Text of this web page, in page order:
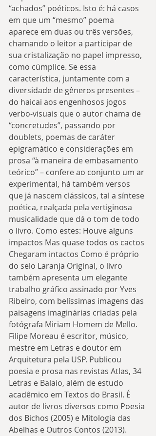
“achados” poéticos. Isto é: há casos
em que um “mesmo” poema
aparece em duas ou três versões,
chamando o leitor a participar de
sua cristalização no papel impresso,
como cúmplice. Se essa
característica, juntamente com a
diversidade de gêneros presentes –
do haicai aos engenhosos jogos
verbo-visuais que o autor chama de
“concretudes”, passando por
doublets, poemas de caráter
epigramático e considerações em
prosa “à maneira de embasamento
teórico” – confere ao conjunto um ar
experimental, há também versos
que já nascem clássicos, tal a síntese
poética, realçada pela vertiginosa
musicalidade que dá o tom de todo
o livro. Como estes: Houve alguns
impactos Mas quase todos os cactos
Chegaram intactos Como é próprio
do selo Laranja Original, o livro
também apresenta um elegante
trabalho gráfico assinado por Yves
Ribeiro, com belíssimas imagens das
paisagens imaginárias criadas pela
fotógrafa Miriam Homem de Mello.
Filipe Moreau é escritor, músico,
mestre em Letras e doutor em
Arquitetura pela USP. Publicou
poesia e prosa nas revistas Atlas, 34
Letras e Balaio, além de estudo
acadêmico em Textos do Brasil. É
autor de livros diversos como Poesia
dos Bichos (2005) e Mitologia das
Abelhas e Outros Contos (2013).